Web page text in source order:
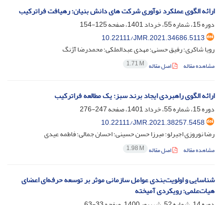
ارائه الگوی عملکرد نوآوری شرکت های دانش بنیان: رهیافت فراترکیب
دوره 15، شماره 55، خرداد 1401، صفحه
125-154
10.22111/JMR.2021.34686.5113
رویا شاکری؛ رفیق حسنی؛ مهدی عبدالملکی؛ محمدرضا آژنگ
مشاهده مقاله اصل مقاله 1.71 M
ارائه الگوی راهبردی ایجاد برند سبز: یک مطالعه فراترکیب
دوره 15، شماره 55، خرداد 1401، صفحه
247-276
10.22111/JMR.2021.38257.5458
رضا نوروزی اجیرلو؛ میرزا حسن حسینی؛ احسان جمالی؛ فاطمه عیدی
مشاهده مقاله اصل مقاله 1.98 M
شناسایی و اولویت‌بندی عوامل سازمانی موثر بر توسعه حرفه‌ای اعضای
هیات‌علمی: رویکردی آمیخته